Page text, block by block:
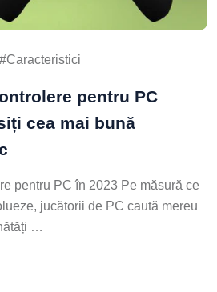
Caracteristici
pentru PC
cea mai bună
pentru PC în 2023 Pe măsură ce
jucătorii de PC caută mereu
…